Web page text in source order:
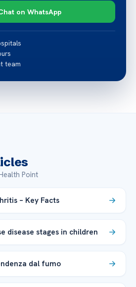
on WhatsApp
team
Point
– Key Facts
disease stages in children
dal fumo